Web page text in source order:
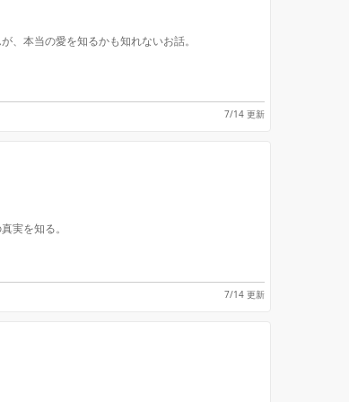
、本当の愛を知るかも知れないお話。
7/14 更新
実を知る。
7/14 更新